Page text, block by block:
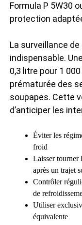
Formula P 5W30
protection
La surveillance de
indispensable.
0,3 litre pour 1
prématurée des
soupapes. Cette
d’anticiper les
Éviter les
froid
Laisser tourner
après un trajet
Contrôler
de
Utiliser
équivalente